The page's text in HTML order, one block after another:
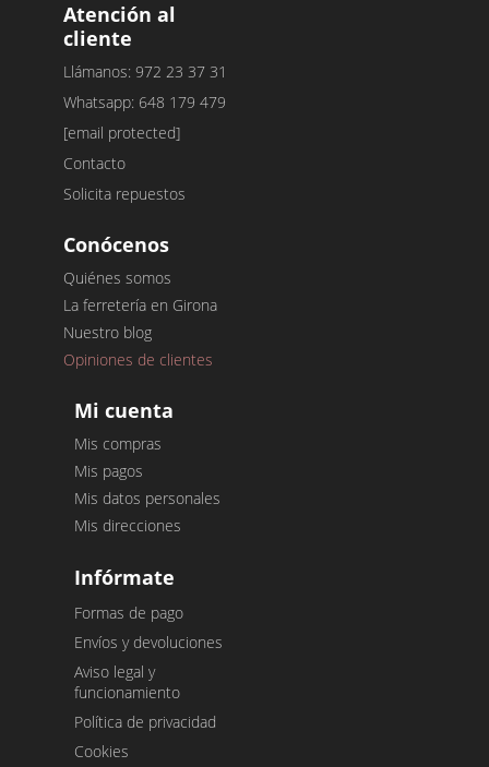
Atención al
cliente
Llámanos: 972 23 37 31
Whatsapp: 648 179 479
[email protected]
Contacto
Solicita repuestos
Conócenos
Quiénes somos
La ferretería en Girona
Nuestro blog
Opiniones de clientes
Mi cuenta
Mis compras
Mis pagos
Mis datos personales
Mis direcciones
Infórmate
Formas de pago
Envíos y devoluciones
Aviso legal y
funcionamiento
Política de privacidad
Cookies